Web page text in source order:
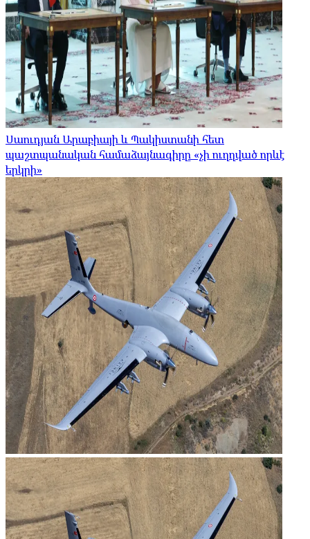
Սաուդյան Արաբիայի և Պակիստանի հետ
պաշտպանական համաձայնագիրը «չի ուղղված որևէ
երկրի»